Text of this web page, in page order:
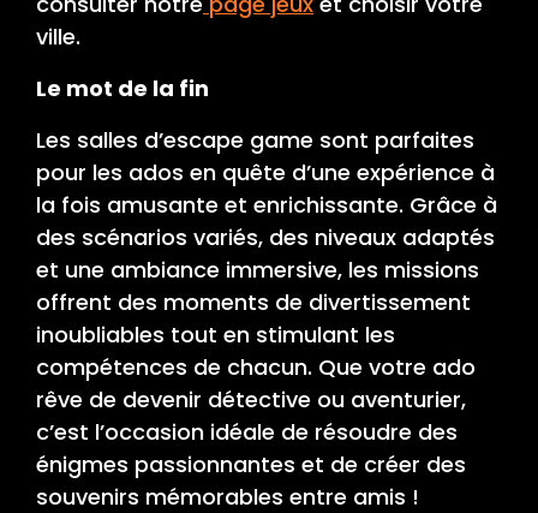
ville.
Le mot de la fin
Les salles d’escape game sont parfaites
pour les ados en quête d’une expérience à
la fois amusante et enrichissante. Grâce à
des scénarios variés, des niveaux adaptés
et une ambiance immersive, les missions
offrent des moments de divertissement
inoubliables tout en stimulant les
compétences de chacun. Que votre ado
rêve de devenir détective ou aventurier,
c’est l’occasion idéale de résoudre des
énigmes passionnantes et de créer des
souvenirs mémorables entre amis !